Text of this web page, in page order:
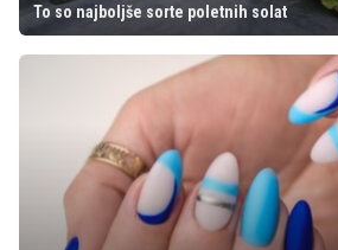
To so najboljše sorte poletnih solat